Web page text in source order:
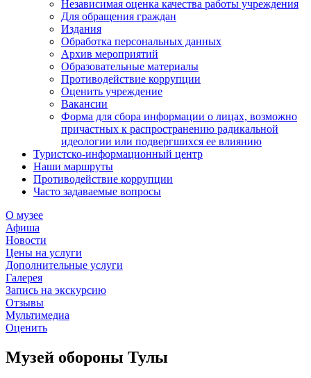
Независимая оценка качества работы учреждения
Для обращения граждан
Издания
Обработка персональных данных
Архив мероприятий
Образовательные материалы
Противодействие коррупции
Оценить учреждение
Вакансии
Форма для сбора информации о лицах, возможно
причастных к распространению радикальной
идеологии или подвергшихся ее влиянию
Туристско-информационный центр
Наши маршруты
Противодействие коррупции
Часто задаваемые вопросы
О музее
Афиша
Новости
Цены на услуги
Дополнительные услуги
Галерея
Запись на экскурсию
Отзывы
Мультимедиа
Оценить
Музей обороны Тулы